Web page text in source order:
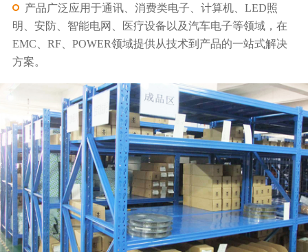
产品广泛应用于通讯、消费类电子、计算机、LED照
明、安防、智能电网、医疗设备以及汽车电子等领域，在
EMC、RF、POWER领域提供从技术到产品的一站式解决
方案。